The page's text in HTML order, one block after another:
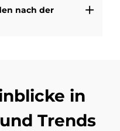
nach der
in
Trends